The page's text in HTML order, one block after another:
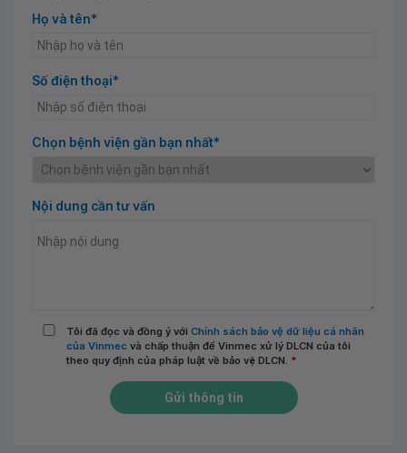
Họ và tên*
Số điện thoại*
Chọn bệnh viện gần bạn nhất*
Nội dung cần tư vấn
Tôi đã đọc và đồng ý với Chính sách bảo vệ dữ liệu cá nhân
của Vinmec và chấp thuận để Vinmec xử lý DLCN của tôi
theo quy định của pháp luật về bảo vệ DLCN. *
Gửi thông tin